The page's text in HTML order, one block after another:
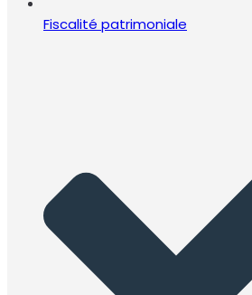
Fiscalité patrimoniale